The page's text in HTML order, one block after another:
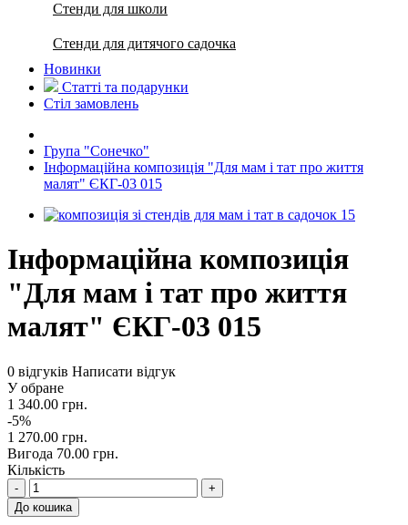
Стенди для школи
Стенди для дитячого садочка
Новинки
Статті та подарунки
Стіл замовлень
Група "Сонечко"
Інформаційна композиція "Для мам і тат про життя
малят" ЄКГ-03 015
Інформаційна композиція
"Для мам і тат про життя
малят" ЄКГ-03 015
0 відгуків Написати відгук
У обране
1 340.00 грн.
-5%
1 270.00 грн.
Вигода 70.00 грн.
Кількість
-
+
До кошика